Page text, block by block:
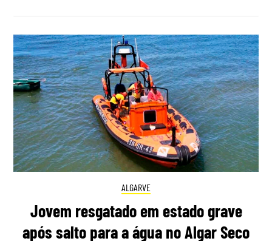
ALGARVE
Jovem resgatado em estado grave
após salto para a água no Algar Seco